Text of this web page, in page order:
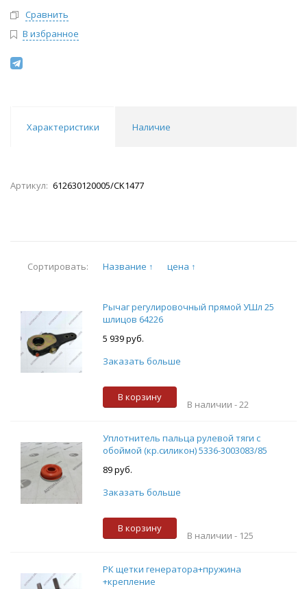
Сравнить
В избранное
Характеристики Наличие
Артикул: 612630120005/CK1477
Сортировать: Название ↑ цена ↑
Рычаг регулировочный прямой УШл 25
шлицов 64226
5 939 руб.
Заказать больше
В корзину
В наличии -22
Уплотнитель пальца рулевой тяги с
обоймой (кр.силикон) 5336-3003083/85
89 руб.
Заказать больше
В корзину
В наличии - 125
РК щетки генератора+пружина
+крепление